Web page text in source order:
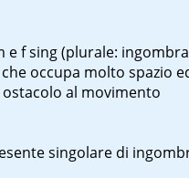
e f sing(plurale:
occupa molto spazio
al movimento
singolare di